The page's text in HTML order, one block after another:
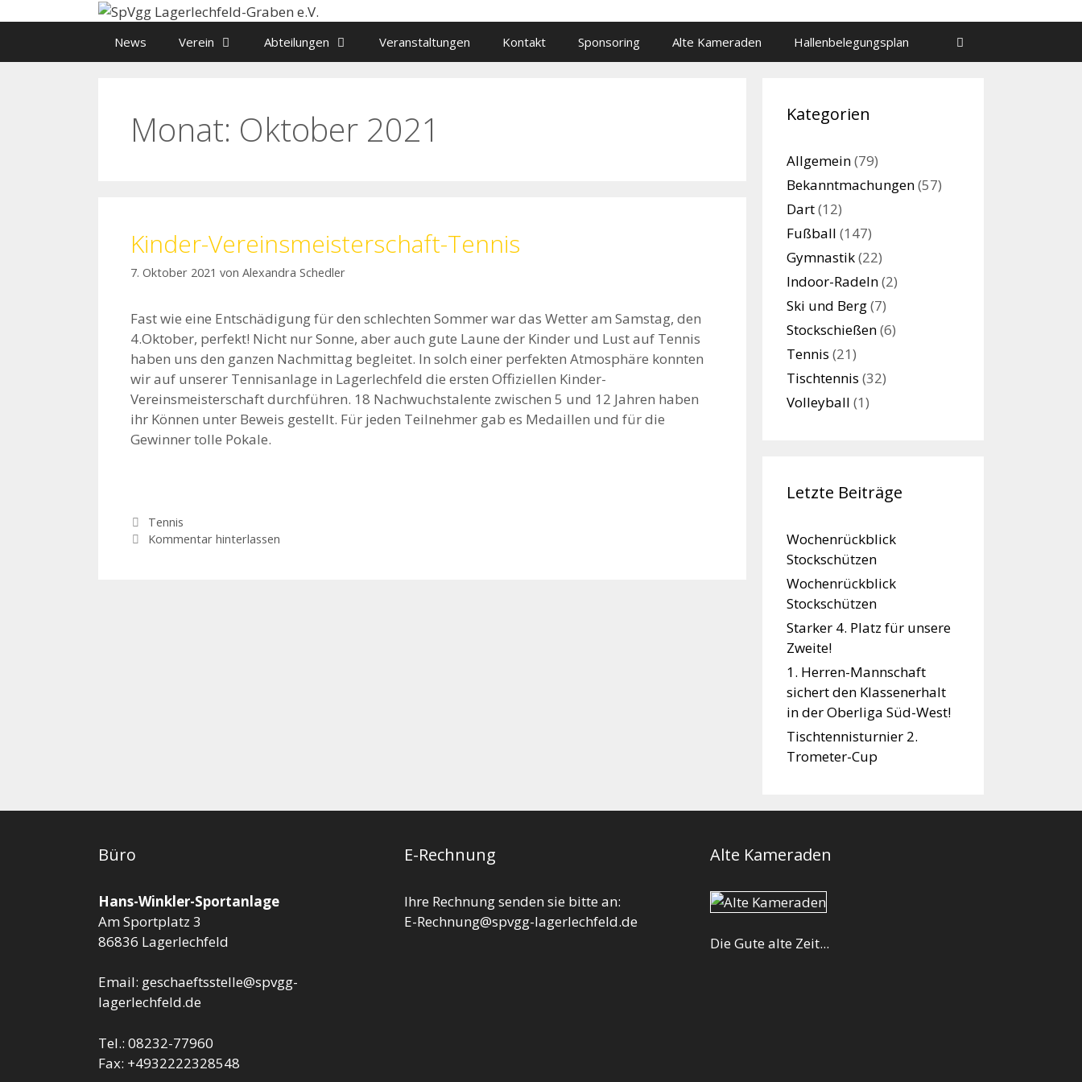
News Verein Abteilungen Veranstaltungen Kontakt Sponsoring Alte Kameraden Hallenbelegungsplan
Monat: Oktober 2021
Kinder-Vereinsmeisterschaft-Tennis
7. Oktober 2021 von Alexandra Schedler
Fast wie eine Entschädigung für den schlechten Sommer war das Wetter am Samstag, den
4.Oktober, perfekt! Nicht nur Sonne, aber auch gute Laune der Kinder und Lust auf Tennis
haben uns den ganzen Nachmittag begleitet. In solch einer perfekten Atmosphäre konnten
wir auf unserer Tennisanlage in Lagerlechfeld die ersten Offiziellen Kinder-
Vereinsmeisterschaft durchführen. 18 Nachwuchstalente zwischen 5 und 12 Jahren haben
ihr Können unter Beweis gestellt. Für jeden Teilnehmer gab es Medaillen und für die
Gewinner tolle Pokale.
Kategorien
Tennis
Kommentar hinterlassen
Kategorien
Allgemein(79)
Bekanntmachungen(57)
Dart(12)
Fußball (147)
Gymnastik(22)
Indoor-Radeln(2)
Ski und Berg(7)
Stockschießen(6)
Tennis (21)
Tischtennis (32)
Volleyball (1)
Letzte Beiträge
Wochenrückblick
Stockschützen
Wochenrückblick
Stockschützen
Starker 4. Platz für unsere
Zweite!
1. Herren-Mannschaft
sichert den Klassenerhalt
in der Oberliga Süd-West!
Tischtennisturnier 2.
Trometer-Cup
Büro
Hans-Winkler-Sportanlage
Am Sportplatz 3
86836 Lagerlechfeld
Email: geschaeftsstelle@spvgg-
lagerlechfeld.de
Tel.: 08232-77960
Fax: +4932222328548
E-Rechnung
Ihre Rechnung senden sie bitte an:
E-Rechnung@spvgg-lagerlechfeld.de
Alte Kameraden
Die Gute alte Zeit...